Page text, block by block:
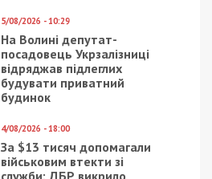
5/08/2026 - 10:29
На Волині депутат-
посадовець Укрзалізниці
відряджав підлеглих
будувати приватний
будинок
4/08/2026 - 18:00
За $13 тисяч допомагали
військовим втекти зі